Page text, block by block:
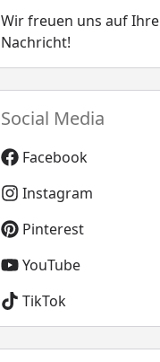
Wir freuen uns auf Ihre
Nachricht!
Social Media
Facebook
Instagram
Pinterest
YouTube
TikTok